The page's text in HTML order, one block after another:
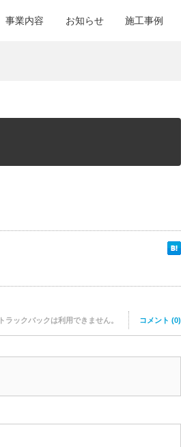
事業内容 お知らせ 施工事例
トラックバックは利用できません。 コメント (0)